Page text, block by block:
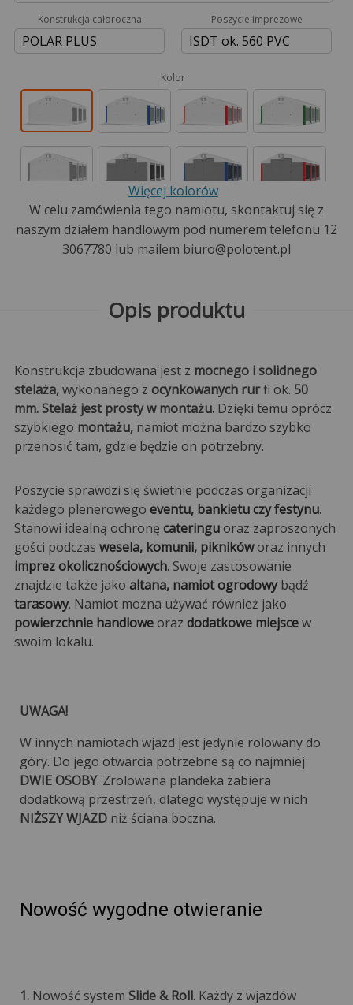
Konstrukcja całoroczna
POLAR PLUS
Poszycie imprezowe
ISDT ok. 560 PVC
Kolor
Więcej kolorów
W celu zamówienia tego namiotu, skontaktuj się z
naszym działem handlowym pod numerem telefonu 12
3067780 lub mailem biuro@polotent.pl
Opis produktu
Konstrukcja zbudowana jest z mocnego i solidnego
stelaża,wykonanego z ocynkowanych rurfi ok. 50
mm. Stelaż jest prosty w montażu. Dzięki temu oprócz
szybkiego montażu,namiot można bardzo szybko
przenosić tam, gdzie będzie on potrzebny.
Poszycie sprawdzi się świetnie podczas organizacji
każdego plenerowego eventu, bankietu czy festynu.
Stanowi idealną ochronę cateringuoraz zaproszonych
gości podczas wesela, komunii, piknikóworaz innych
imprez okolicznościowych. Swoje zastosowanie
znajdzie także jako altana, namiot ogrodowybądź
tarasowy. Namiot można używać również jako
powierzchnie handloweoraz dodatkowe miejscew
swoim lokalu.
UWAGA!
W innych namiotach wjazd jest jedynie rolowany do
góry. Do jego otwarcia potrzebne są co najmniej
DWIE OSOBY. Zrolowana plandeka zabiera
dodatkową przestrzeń, dlatego występuje w nich
NIŻSZY WJAZD niż ściana boczna.
Nowość wygodne otwieranie
1. Nowość system Slide & Roll. Każdy z wjazdów